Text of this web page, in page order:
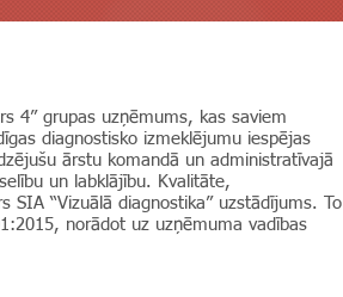
4” grupas uzņēmums, kas saviem
diagnostisko izmeklējumu iespējas
ārstu komandā un administratīvajā
un labklājību. Kvalitāte,
“Vizuālā diagnostika” uzstādījums. To
norādot uz uzņēmuma vadības